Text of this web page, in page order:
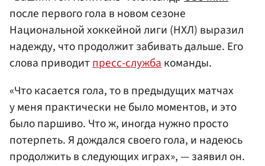
после первого гола в новом сезоне
Национальной хоккейной лиги (НХЛ) выразил
надежду, что продолжит забивать дальше. Его
слова приводитпресс-службакоманды.
«Что касается гола, то в предыдущих матчах
у меня практически не было моментов, и это
было паршиво. Что ж, иногда нужно просто
потерпеть. Я дождался своего гола, и надеюсь
продолжить в следующих играх», — заявил он.